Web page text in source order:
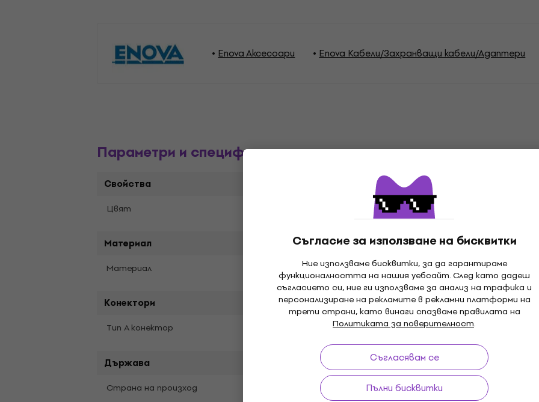
Съгласие за използване на бисквитки
Ние използваме бисквитки, за да гарантираме
функционалността на нашия уебсайт. След като дадеш
съгласието си, ние ги използваме за анализ на трафика и
персонализиране на рекламите в рекламни платформи на
трети страни, като винаги спазваме правилата на
Политиката за поверителност.
Съгласявам се
Пълни бисквитки
Enova Aксесоари Enova Кабели/Захранващи кабели/Адаптери
Параметри и спецификации
Свойства
Цвят
Материал
Материал
Конектори
Тип A конектор Connector Angle
Държава
Страна на произход